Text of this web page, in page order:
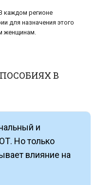
каждом регионе
для назначения этого
женщинам.
В
и
Но только
влияние на